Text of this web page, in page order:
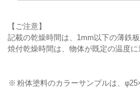
【ご注意】
記載の乾燥時間は、1mm以下の薄鉄
焼付乾燥時間は、物体が既定の温度に
※ 粉体塗料のカラーサンプルは、